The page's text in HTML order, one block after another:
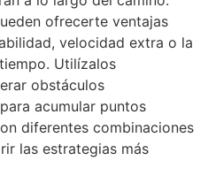
ofrecerte ventajas
velocidad extra o la
Utilízalos
obstáculos
acumular puntos
diferentes combinaciones
las estrategias más